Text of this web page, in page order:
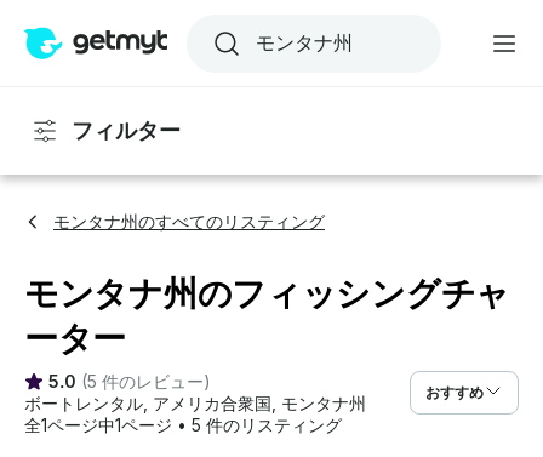
フィルター
モンタナ州のすべてのリスティング
モンタナ州のフィッシングチャ
ーター
5.0 (5 件のレビュー)
ボートレンタル アメリカ合衆国 モンタナ州
全1ページ中1ページ • 5 件のリスティング
おすすめ